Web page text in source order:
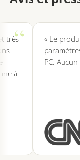
à
« Le
PC. Aucun